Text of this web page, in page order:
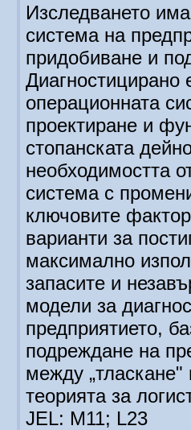
Изследването
система на
придобиване и
Диагностицирано
операционната
проектиране и
стопанската
необходимостта
система с
ключовите
варианти за
максимално
запасите и
модели за
предприятието,
подреждане на
между „тласкане"
теорията за
JEL: М11; L23